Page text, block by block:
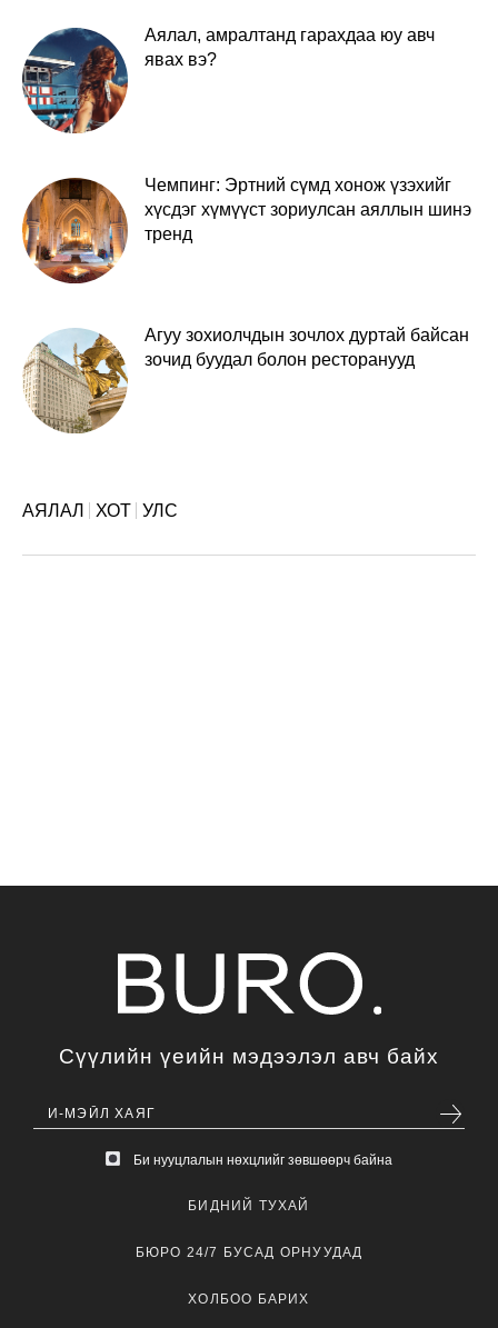
Аялал, амралтанд гарахдаа юу авч
явах вэ?
Чемпинг: Эртний сүмд хонож үзэхийг
хүсдэг хүмүүст зориулсан аяллын шинэ
тренд
Агуу зохиолчдын зочлох дуртай байсан
зочид буудал болон ресторанууд
АЯЛАЛ ХОТ УЛС
Сүүлийн үеийн мэдээлэл авч байх
Би нууцлалын нөхцлийг зөвшөөрч байна
БИДНИЙ ТУХАЙ
БЮРО 24/7 БУСАД ОРНУУДАД
ХОЛБОО БАРИХ